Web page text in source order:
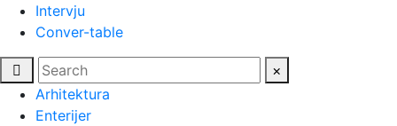
Intervju
Conver-table
×
Arhitektura
Enterijer